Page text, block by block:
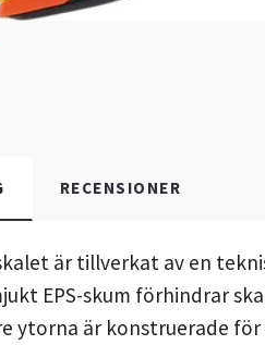
RECENSIONER
är tillverkat av en
EPS-skum förhindrar
ytorna är konstruerade